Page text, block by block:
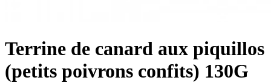
Terrine de canard aux piquillos
(petits poivrons confits) 130G